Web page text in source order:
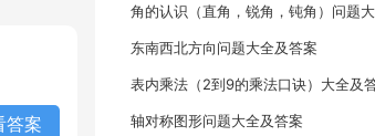
答案
东南西北方向问题大全及答案
轴对称图形问题大全及答案